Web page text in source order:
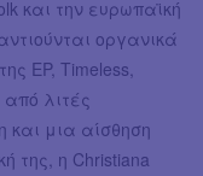
και την ευρωπαϊκή
οργανικά
EP, Timeless,
λιτές
μια αίσθηση
της, η Christiana